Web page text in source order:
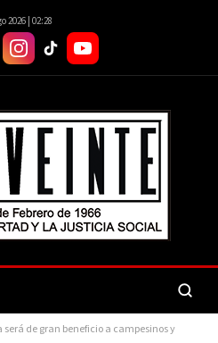
2026 | 02:28
será de gran beneficio a campesinos y